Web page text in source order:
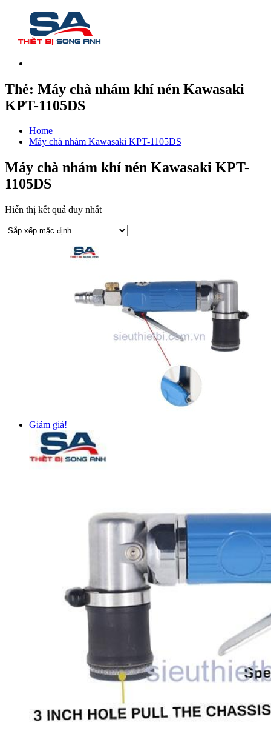
Thẻ: Máy chà nhám khí nén Kawasaki
KPT-1105DS
Home
Máy chà nhám Kawasaki KPT-1105DS
Máy chà nhám khí nén Kawasaki KPT-
1105DS
Hiển thị kết quả duy nhất
Giảm giá!